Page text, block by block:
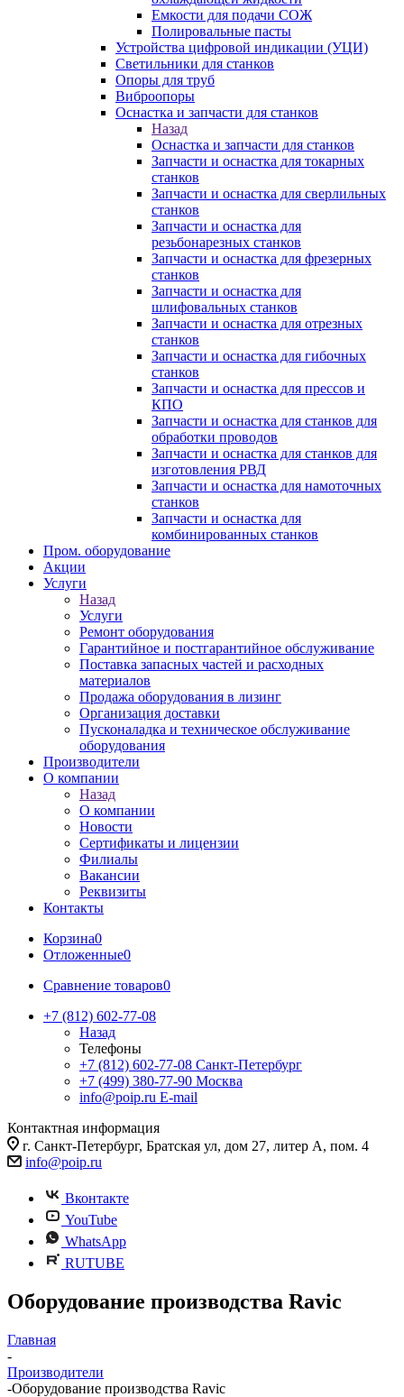
Емкости для подачи СОЖ
Полировальные пасты
Устройства цифровой индикации (УЦИ)
Светильники для станков
Опоры для труб
Виброопоры
Оснастка и запчасти для станков
Назад
Оснастка и запчасти для станков
Запчасти и оснастка для токарных
станков
Запчасти и оснастка для сверлильных
станков
Запчасти и оснастка для
резьбонарезных станков
Запчасти и оснастка для фрезерных
станков
Запчасти и оснастка для
шлифовальных станков
Запчасти и оснастка для отрезных
станков
Запчасти и оснастка для гибочных
станков
Запчасти и оснастка для прессов и
КПО
Запчасти и оснастка для станков для
обработки проводов
Запчасти и оснастка для станков для
изготовления РВД
Запчасти и оснастка для намоточных
станков
Запчасти и оснастка для
комбинированных станков
Пром. оборудование
Акции
Услуги
Назад
Услуги
Ремонт оборудования
Гарантийное и постгарантийное обслуживание
Поставка запасных частей и расходных
материалов
Продажа оборудования в лизинг
Организация доставки
Пусконаладка и техническое обслуживание
оборудования
Производители
О компании
Назад
О компании
Новости
Сертификаты и лицензии
Филиалы
Вакансии
Реквизиты
Контакты
Корзина0
Отложенные0
Сравнение товаров0
+7 (812) 602-77-08
Назад
Телефоны
+7 (812) 602-77-08 Санкт-Петербург
+7 (499) 380-77-90 Москва
info@poip.ru E-mail
Контактная информация
г. Санкт-Петербург, Братская ул, дом 27, литер А, пом. 4
info@poip.ru
Вконтакте
YouTube
WhatsApp
RUTUBE
Оборудование производства Ravic
Главная
-
Производители
-Оборудование производства Ravic